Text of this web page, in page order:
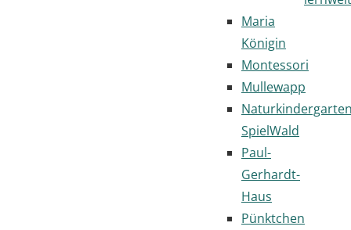
Maria
Königin
Montessori
Mullewapp
SpielWald
Paul-
Gerhardt-
Haus
Pünktchen